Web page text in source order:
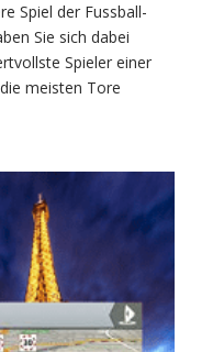
Spiel der Fussball-
Sie sich dabei
Spieler einer
meisten Tore